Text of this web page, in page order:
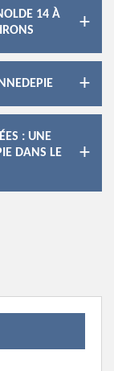
14 À
: UNE
DANS LE